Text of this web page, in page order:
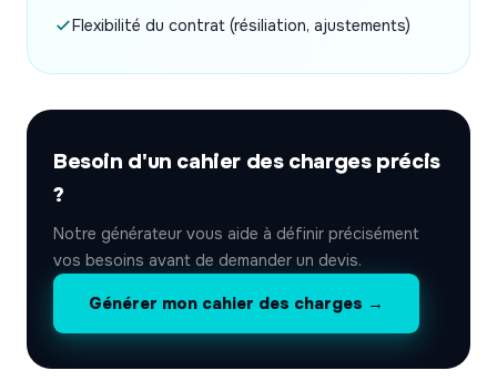
Flexibilité du contrat (résiliation, ajustements)
Besoin d'un cahier des charges précis
?
Notre générateur vous aide à définir précisément
vos besoins avant de demander un devis.
Générer mon cahier des charges →